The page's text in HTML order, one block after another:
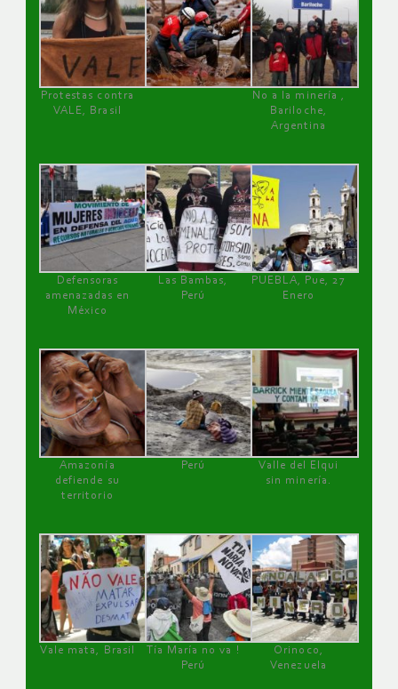
Protestas contra
VALE, Brasil
No a la minería ,
Bariloche,
Argentina
Defensoras
amenazadas en
México
Las Bambas,
Perú
PUEBLA, Pue, 27
Enero
Amazonía
defiende su
territorio
Perú
Valle del Elqui
sin minería.
Vale mata, Brasil
Tía María no va !
Perú
Orinoco,
Venezuela